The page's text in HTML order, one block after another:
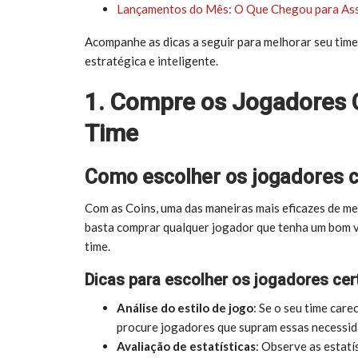
Lançamentos do Mês: O Que Chegou para
Acompanhe as dicas a seguir para melhorar seu
estratégica e inteligente.
1. Compre os Jogadores
Time
Como escolher os jogadores
Com as Coins, uma das maneiras mais eficazes de
basta comprar qualquer jogador que tenha um bom
time.
Dicas para escolher os jogadores
Análise do estilo de jogo: Se o seu time
procure jogadores que supram essas
Avaliação de estatísticas: Observe as